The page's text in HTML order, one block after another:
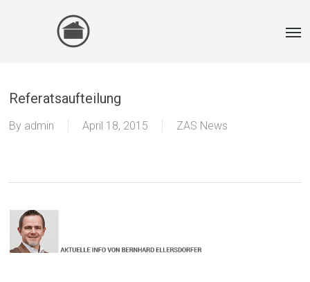
Referatsaufteilung
By admin April 18, 2015 ZAS News